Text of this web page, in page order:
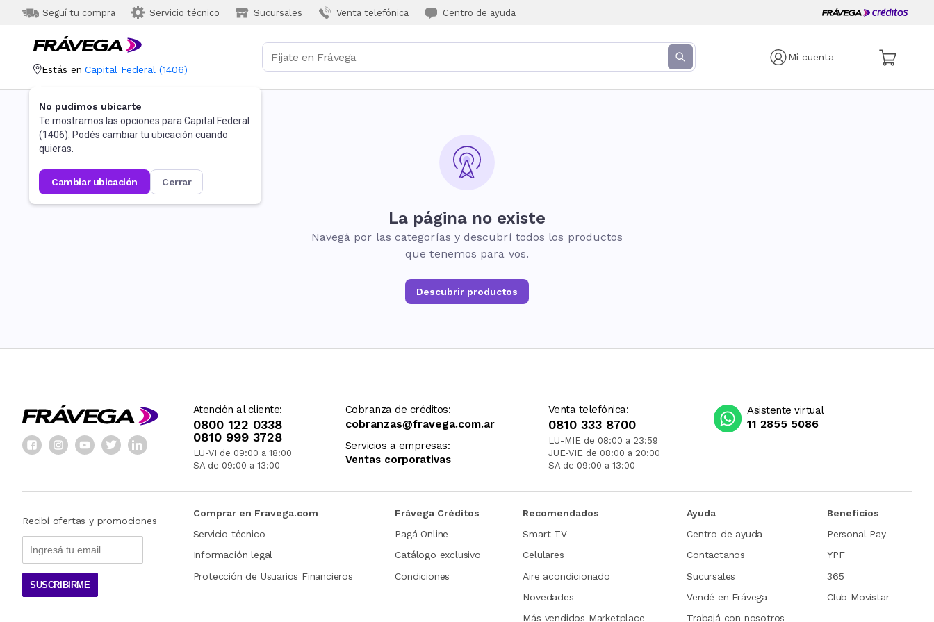
Seguí tu compra Servicio técnico Sucursales Venta telefónica Centro de ayuda
Mi cuenta
Estás en Capital Federal (1406)
No pudimos ubicarte
Te mostramos las opciones para Capital Federal
(1406). Podés cambiar tu ubicación cuando
quieras.
cambiar ubicación cerrar
La página no existe
Navegá por las categorías y descubrí todos los productos
que tenemos para vos.
Descubrir productos
Atención al cliente:
0800 122 0338
0810 999 3728
LU-VI de 09:00 a 18:00
SA de 09:00 a 13:00
Cobranza de créditos:
cobranzas@fravega.com.ar
Servicios a empresas:
Ventas corporativas
Venta telefónica:
0810 333 8700
LU-MIE de 08:00 a 23:59
JUE-VIE de 08:00 a 20:00
SA de 09:00 a 13:00
Asistente virtual
11 2855 5086
Recibí ofertas y promociones
SUSCRIBIRME
Comprar en Fravega.com
Servicio técnico
Información legal
Protección de Usuarios Financieros
Frávega Créditos
Pagá Online
Catálogo exclusivo
Condiciones
Recomendados
Smart TV
Celulares
Aire acondicionado
Novedades
Más vendidos Marketplace
Ayuda
Centro de ayuda
Contactanos
Sucursales
Vendé en Frávega
Trabajá con nosotros
Beneficios
Personal Pay
YPF
365
Club Movistar